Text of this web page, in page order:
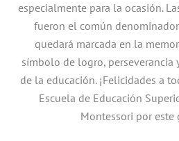
especialmente para la ocasión.
fueron el común
quedará marcada en la
símbolo de logro, perseverancia
de la educación. ¡Felicidades a
Escuela de Educación
Montessori por este